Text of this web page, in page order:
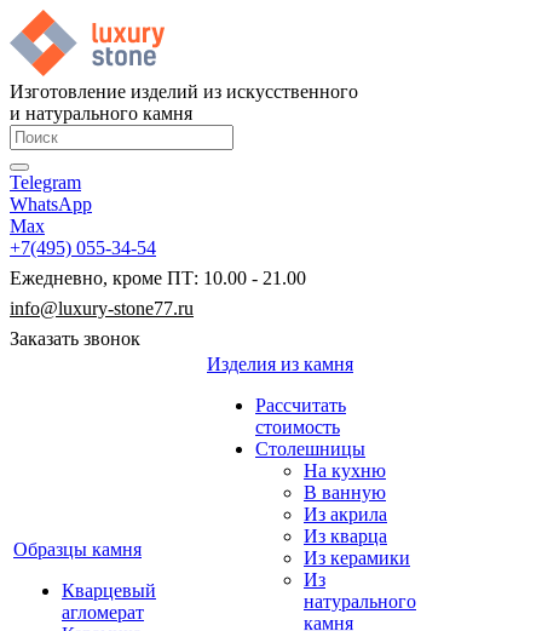
Изготовление изделий из искусственного
и натурального камня
Telegram
WhatsApp
Max
+7(495) 055-34-54
Ежедневно, кроме ПТ: 10.00 - 21.00
info@luxury-stone77.ru
Заказать звонок
Образцы камня
Кварцевый
агломерат
Изделия из камня
Рассчитать
стоимость
Столешницы
На кухню
В ванную
Из акрила
Из кварца
Из керамики
Из
натурального
камня